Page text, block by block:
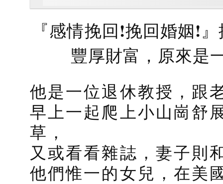
『感情挽回!挽回婚姻!
豐厚財富，原來是
他是一位退休教授，跟
早上一起爬上小山崗舒
草，
又或看看雜誌，妻子則
他們惟一的女兒，在美